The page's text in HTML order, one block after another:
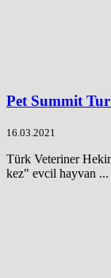
Pet Summit
16.03.2021
Türk Veteriner
kez" evcil hayvan ...